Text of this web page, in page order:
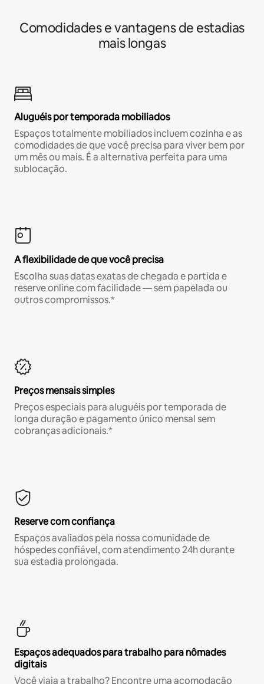
Comodidades e vantagens de estadias
mais longas
Aluguéis por temporada mobiliados
Espaços totalmente mobiliados incluem cozinha e as
comodidades de que você precisa para viver bem por
um mês ou mais. É a alternativa perfeita para uma
sublocação.
A flexibilidade de que você precisa
Escolha suas datas exatas de chegada e partida e
reserve online com facilidade — sem papelada ou
outros compromissos.*
Preços mensais simples
Preços especiais para aluguéis por temporada de
longa duração e pagamento único mensal sem
cobranças adicionais.*
Reserve com confiança
Espaços avaliados pela nossa comunidade de
hóspedes confiável, com atendimento 24h durante
sua estadia prolongada.
Espaços adequados para trabalho para nômades
digitais
Você viaja a trabalho? Encontre uma acomodação